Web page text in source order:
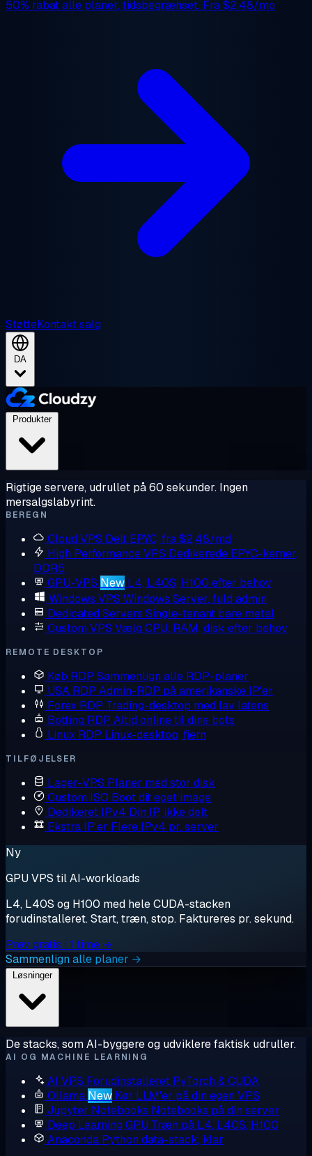
50% rabatalle planer, tidsbegrænset. Fra$2.48/mo
StøtteKontakt salg
DA
Produkter
Rigtige servere, udrullet på 60 sekunder. Ingen
mersalgslabyrint.
BEREGN
Cloud VPS Delt EPYC, fra $2,48/md
High Performance VPS Dedikerede EPYC-kerner,
DDR5
GPU-VPS New L4, L40S, H100 efter behov
Windows VPS Windows Server, fuld admin
Dedicated Servers Single-tenant bare metal
Custom VPS Vælg CPU, RAM, disk efter behov
REMOTE DESKTOP
Køb RDP Sammenlign alle RDP-planer
USA RDP Admin-RDP på amerikanske IP'er
Forex RDP Trading-desktop med lav latens
Botting RDP Altid online til dine bots
Linux RDP Linux-desktop, fjern
TILFØJELSER
Lager-VPS Planer med stor disk
Custom ISO Boot dit eget image
Dedikeret IPv4 Din IP, ikke delt
Ekstra IP'er Flere IPv4 pr. server
Ny
GPU VPS til AI-workloads
L4, L40S og H100 med hele CUDA-stacken
forudinstalleret. Start, træn, stop. Faktureres pr. sekund.
Prøv gratis i 1 time →
Sammenlign alle planer →
Løsninger
De stacks, som AI-byggere og udviklere faktisk udruller.
AI OG MACHINE LEARNING
AI VPS Forudinstalleret PyTorch & CUDA
Ollama New Kør LLM'er på din egen VPS
Jupyter Notebooks Notebooks på din server
Deep Learning GPU Træn på L4, L40S, H100
Anaconda Python data-stack, klar